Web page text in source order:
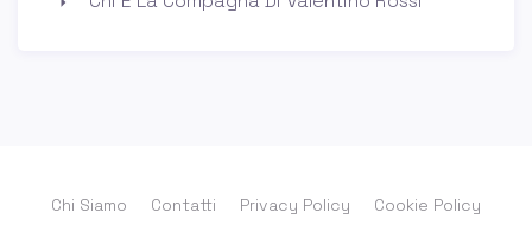
Chi Siamo Contatti Privacy Policy Cookie Policy